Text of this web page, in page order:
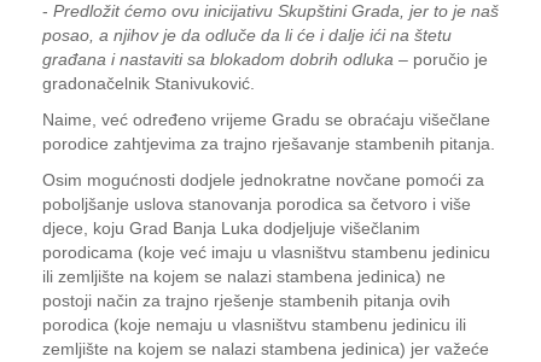
- Predložit ćemo ovu inicijativu Skupštini Grada, jer to je naš
posao, a njihov je da odluče da li će i dalje ići na štetu
građana i nastaviti sa blokadom dobrih odluka – poručio je
gradonačelnik Stanivuković.
Naime, već određeno vrijeme Gradu se obraćaju višečlane
porodice zahtjevima za trajno rješavanje stambenih pitanja.
Osim mogućnosti dodjele jednokratne novčane pomoći za
poboljšanje uslova stanovanja porodica sa četvoro i više
djece, koju Grad Banja Luka dodjeljuje višečlanim
porodicama (koje već imaju u vlasništvu stambenu jedinicu
ili zemljište na kojem se nalazi stambena jedinica) ne
postoji način za trajno rješenje stambenih pitanja ovih
porodica (koje nemaju u vlasništvu stambenu jedinicu ili
zemljište na kojem se nalazi stambena jedinica) jer važeće